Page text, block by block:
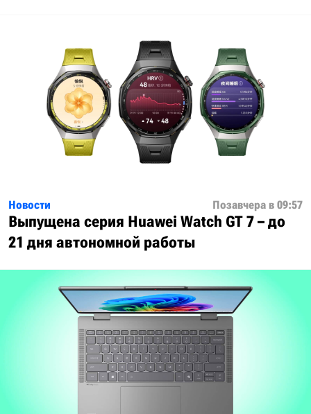
Новости Позавчера в 09:57
Выпущена серия Huawei Watch GT 7 – до
21 дня автономной работы